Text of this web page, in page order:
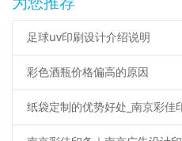
足球uv印刷设计介绍说明
彩色酒瓶价格偏高的原因
纸袋定制的优势好处_南京彩佳